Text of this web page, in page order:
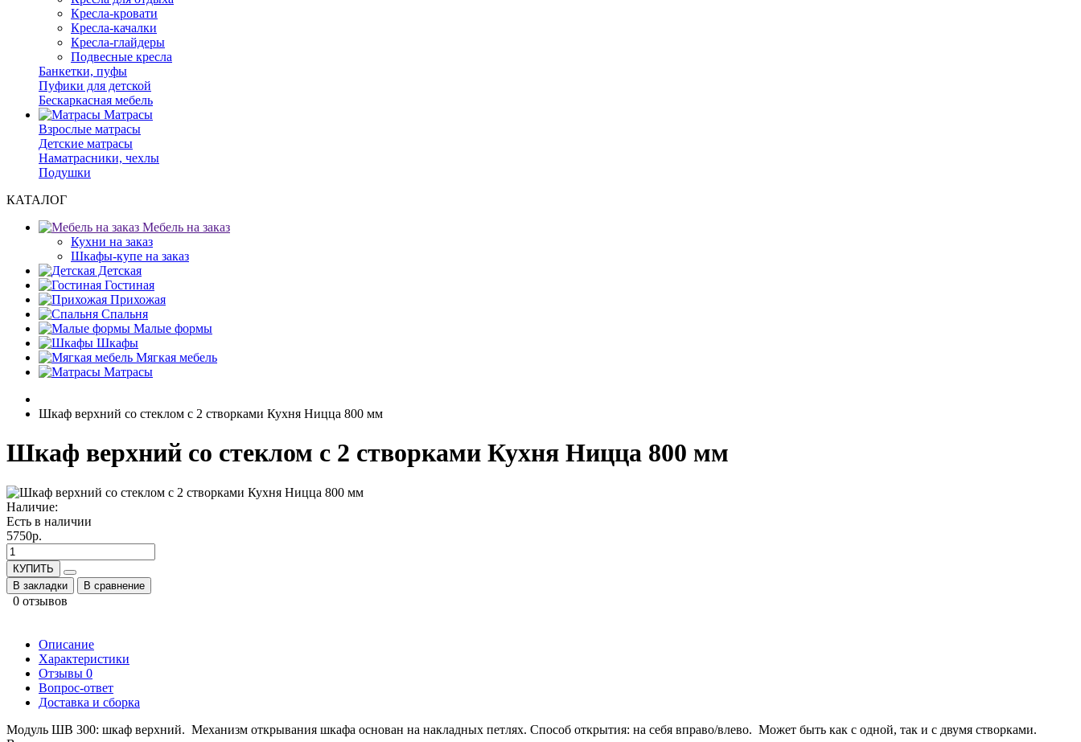
Кресла-кровати
Кресла-качалки
Кресла-глайдеры
Подвесные кресла
Банкетки, пуфы
Пуфики для детской
Бескаркасная мебель
Матрасы
Взрослые матрасы
Детские матрасы
Наматрасники, чехлы
Подушки
КАТАЛОГ
Мебель на заказ
Кухни на заказ
Шкафы-купе на заказ
Детская
Гостиная
Прихожая
Спальня
Малые формы
Шкафы
Мягкая мебель
Матрасы
Шкаф верхний со стеклом с 2 створками Кухня Ницца 800 мм
Шкаф верхний со стеклом с 2 створками Кухня Ницца 800 мм
Наличие:
Есть в наличии
5750р.
КУПИТЬ
В закладки
В сравнение
0 отзывов
Описание
Характеристики
Отзывы 0
Вопрос-ответ
Доставка и сборка
Модуль ШВ 300: шкаф верхний. Механизм открывания шкафа основан на накладных петлях. Способ открытия: на себя вправо/влево. Может быть как с одной, так и с двумя створками.